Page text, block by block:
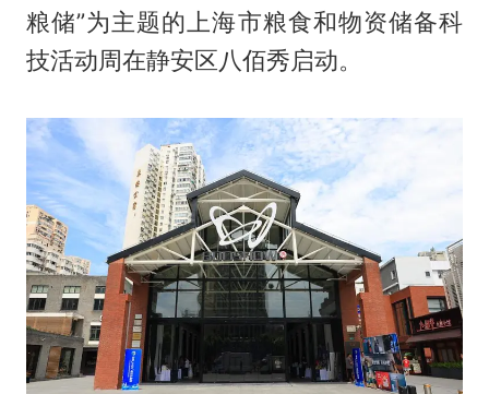
粮储”为主题的上海市粮食和物资储备科
技活动周在静安区八佰秀启动。